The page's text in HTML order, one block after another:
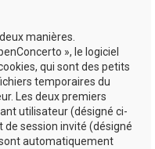
manières.
», le logiciel
qui sont des petits
temporaires du
Les deux premiers
utilisateur (désigné ci-
de session invité (désigné
automatiquement